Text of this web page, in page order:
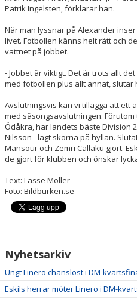
Patrik Ingelsten, förklarar han.
När man lyssnar på Alexander
livet. Fotbollen känns helt rätt och
vattnet på jobbet.
- Jobbet är viktigt. Det är trots allt
med fotbollen plus allt annat, slutar
Avslutningsvis kan vi tillägga att ett
med säsongsavslutningen.
Ödåkra, har landets bäste Division
Nilsson - lagt skorna på hyllan.
Mansour och Zemri Callaku gjort.
de gjort för klubben och önskar
Text: Lasse Möller
Foto: Bildburken.se
Nyhetsarkiv
Ungt Linero chanslöst i DM-
Eskils herrar möter Linero i DM-